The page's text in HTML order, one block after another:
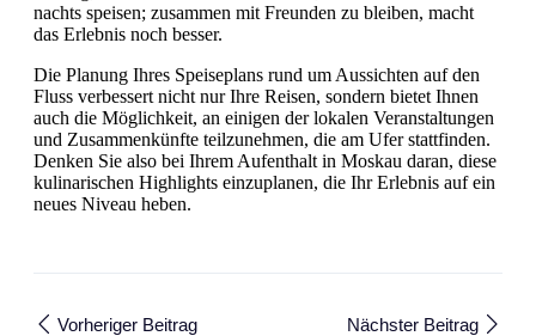
nachts speisen; zusammen mit Freunden zu bleiben, macht
das Erlebnis noch besser.
Die Planung Ihres Speiseplans rund um Aussichten auf den
Fluss verbessert nicht nur Ihre Reisen, sondern bietet Ihnen
auch die Möglichkeit, an einigen der lokalen Veranstaltungen
und Zusammenkünfte teilzunehmen, die am Ufer stattfinden.
Denken Sie also bei Ihrem Aufenthalt in Moskau daran, diese
kulinarischen Highlights einzuplanen, die Ihr Erlebnis auf ein
neues Niveau heben.
Vorheriger Beitrag Nächster Beitrag